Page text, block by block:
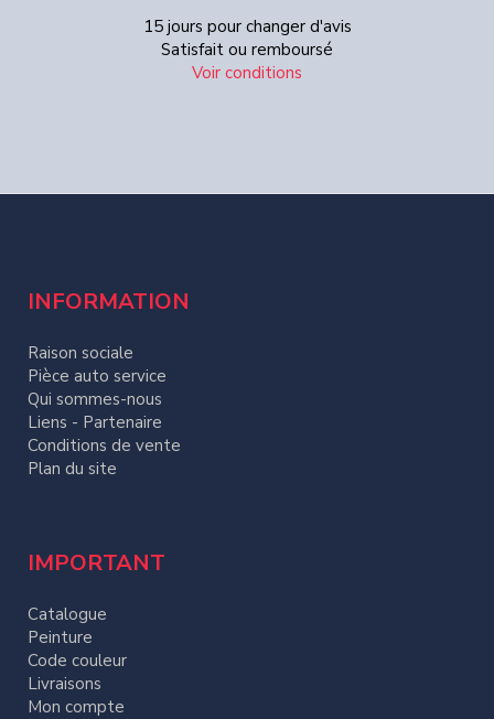
15 jours pour changer d'avis
Satisfait ou remboursé
Voir conditions
INFORMATION
Raison sociale
Pièce auto service
Qui sommes-nous
Liens - Partenaire
Conditions de vente
Plan du site
IMPORTANT
Catalogue
Peinture
Code couleur
Livraisons
Mon compte